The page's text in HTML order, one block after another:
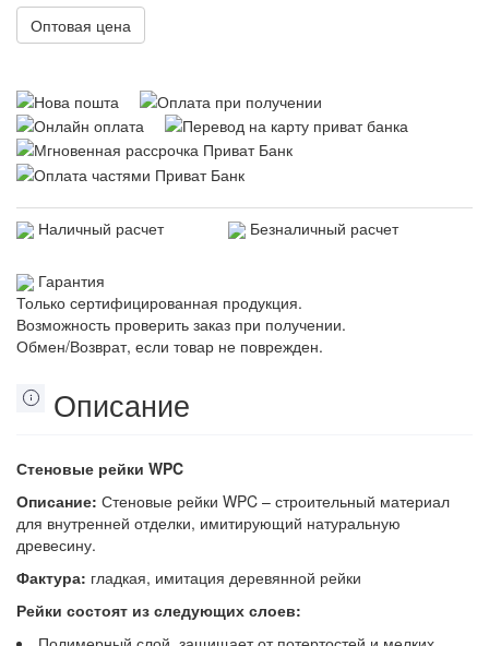
Оптовая цена
Наличный расчет Безналичный расчет
Гарантия
Только сертифицированная продукция.
Возможность проверить заказ при получении.
Обмен/Возврат, если товар не поврежден.
Описание
Стеновые рейки WPC
Описание: Стеновые рейки WPC – строительный материал
для внутренней отделки, имитирующий натуральную
древесину.
Фактура: гладкая, имитация деревянной рейки
Рейки состоят из следующих слоев: